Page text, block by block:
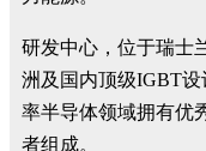
研发中心，位于瑞士
洲及国内顶级IGBT
率半导体领域拥有优
者组成。